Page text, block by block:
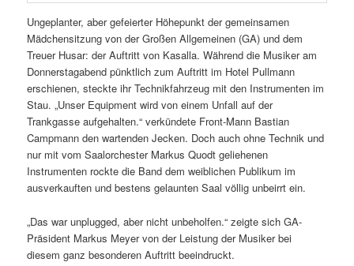
Ungeplanter, aber gefeierter Höhepunkt der gemeinsamen
Mädchensitzung von der Großen Allgemeinen (GA) und dem
Treuer Husar: der Auftritt von Kasalla. Während die Musiker am
Donnerstagabend pünktlich zum Auftritt im Hotel Pullmann
erschienen, steckte ihr Technikfahrzeug mit den Instrumenten im
Stau. „Unser Equipment wird von einem Unfall auf der
Trankgasse aufgehalten.“ verkündete Front-Mann Bastian
Campmann den wartenden Jecken. Doch auch ohne Technik und
nur mit vom Saalorchester Markus Quodt geliehenen
Instrumenten rockte die Band dem weiblichen Publikum im
ausverkauften und bestens gelaunten Saal völlig unbeirrt ein.
„Das war unplugged, aber nicht unbeholfen.“ zeigte sich GA-
Präsident Markus Meyer von der Leistung der Musiker bei
diesem ganz besonderen Auftritt beeindruckt.